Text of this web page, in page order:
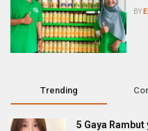
BY
Trending
5 Gaya